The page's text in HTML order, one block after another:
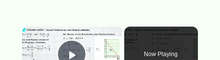
Now Playing